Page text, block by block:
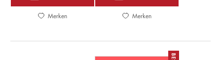
Merken Merken